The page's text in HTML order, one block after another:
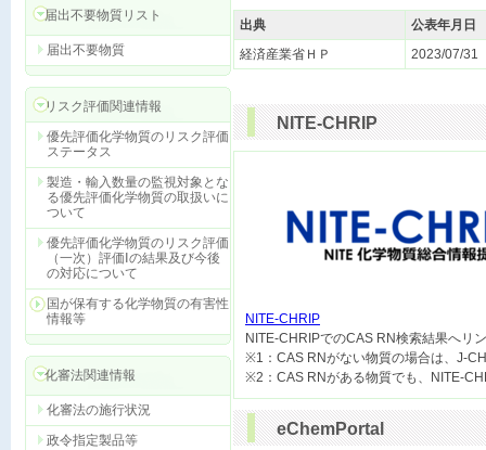
届出不要物質リスト
届出不要物質
リスク評価関連情報
優先評価化学物質のリスク評価
ステータス
製造・輸入数量の監視対象とな
る優先評価化学物質の取扱いに
ついて
優先評価化学物質のリスク評価
（一次）評価Ⅰの結果及び今後
の対応について
国が保有する化学物質の有害性
情報等
化審法関連情報
化審法の施行状況
政令指定製品等
出典
公表年月日
経済産業省ＨＰ
2023/07/31
NITE-CHRIP
NITE-CHRIP
NITE-CHRIPでのCAS RN検索結果へリ
※1：CAS RNがない物質の場合は、J-
eChemPortal